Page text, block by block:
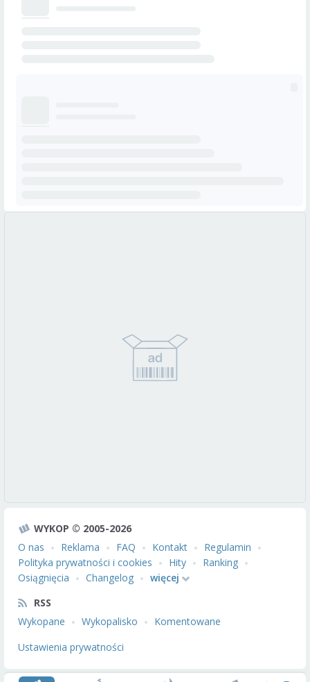
WYKOP © 2005-2026
O nas
Reklama FAQ Kontakt
Regulamin
Polityka prywatności i cookies
Hity
Ranking
Osiągnięcia
Changelog
więcej
RSS
Wykopane
Wykopalisko
Komentowane
Ustawienia prywatności